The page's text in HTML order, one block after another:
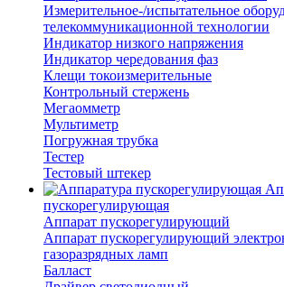
Измерительное-/испытательное
телекоммуникационной технологии
Индикатор низкого напряжения
Индикатор чередования фаз
Клещи токоизмерительные
Контрольный стержень
Мегаомметр
Мультиметр
Погружная трубка
Тестер
Тестовый штекер
пускорегулирующая
Аппарат пускорегулирующий
Аппарат пускорегулирующий
газоразрядных ламп
Балласт